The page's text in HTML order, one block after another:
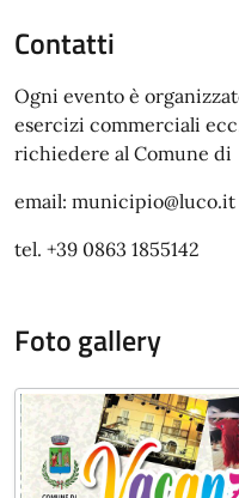
Contatti
Ogni evento è
esercizi commerciali
richiedere al Comune
email: municipio@luco.it
tel. +39 0863 1855142
Foto gallery